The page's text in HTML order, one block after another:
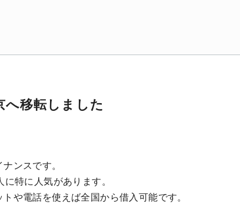
移転しました
ンスです。
特に人気があります。
や電話を使えば全国から借入可能です。